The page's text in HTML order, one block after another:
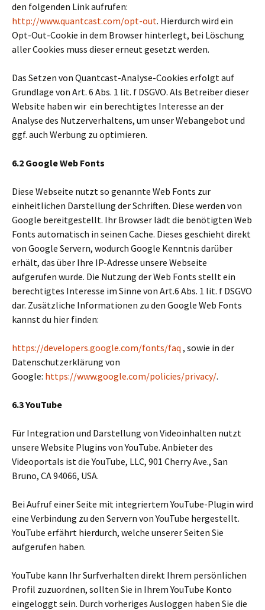
den folgenden Link aufrufen:
http://www.quantcast.com/opt-out. Hierdurch wird ein
Opt-Out-Cookie in dem Browser hinterlegt, bei Löschung
aller Cookies muss dieser erneut gesetzt werden.
Das Setzen von Quantcast-Analyse-Cookies erfolgt auf
Grundlage von Art. 6 Abs. 1 lit. f DSGVO. Als Betreiber dieser
Website haben wir ein berechtigtes Interesse an der
Analyse des Nutzerverhaltens, um unser Webangebot und
ggf. auch Werbung zu optimieren.
6.2 Google Web Fonts
Diese Webseite nutzt so genannte Web Fonts zur
einheitlichen Darstellung der Schriften. Diese werden von
Google bereitgestellt. Ihr Browser lädt die benötigten Web
Fonts automatisch in seinen Cache. Dieses geschieht direkt
von Google Servern, wodurch Google Kenntnis darüber
erhält, das über Ihre IP-Adresse unsere Webseite
aufgerufen wurde. Die Nutzung der Web Fonts stellt ein
berechtigtes Interesse im Sinne von Art.6 Abs. 1 lit. f DSGVO
dar. Zusätzliche Informationen zu den Google Web Fonts
kannst du hier finden:
https://developers.google.com/fonts/faq , sowie in der
Datenschutzerklärung von
Google: https://www.google.com/policies/privacy/.
6.3 YouTube
Für Integration und Darstellung von Videoinhalten nutzt
unsere Website Plugins von YouTube. Anbieter des
Videoportals ist die YouTube, LLC, 901 Cherry Ave., San
Bruno, CA 94066, USA.
Bei Aufruf einer Seite mit integriertem YouTube-Plugin wird
eine Verbindung zu den Servern von YouTube hergestellt.
YouTube erfährt hierdurch, welche unserer Seiten Sie
aufgerufen haben.
YouTube kann Ihr Surfverhalten direkt Ihrem persönlichen
Profil zuzuordnen, sollten Sie in Ihrem YouTube Konto
eingeloggt sein. Durch vorheriges Ausloggen haben Sie die